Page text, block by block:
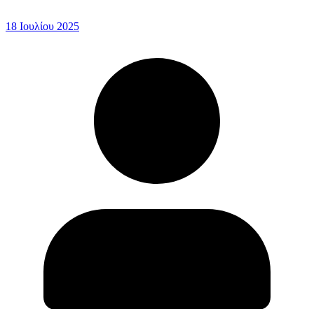
18 Ιουλίου 2025